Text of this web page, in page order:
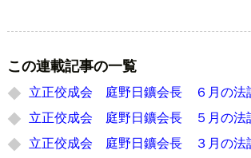
この連載記事の一覧
立正佼成会 庭野日鑛会長 ６月の法
立正佼成会 庭野日鑛会長 ５月の法
立正佼成会 庭野日鑛会長 ３月の法